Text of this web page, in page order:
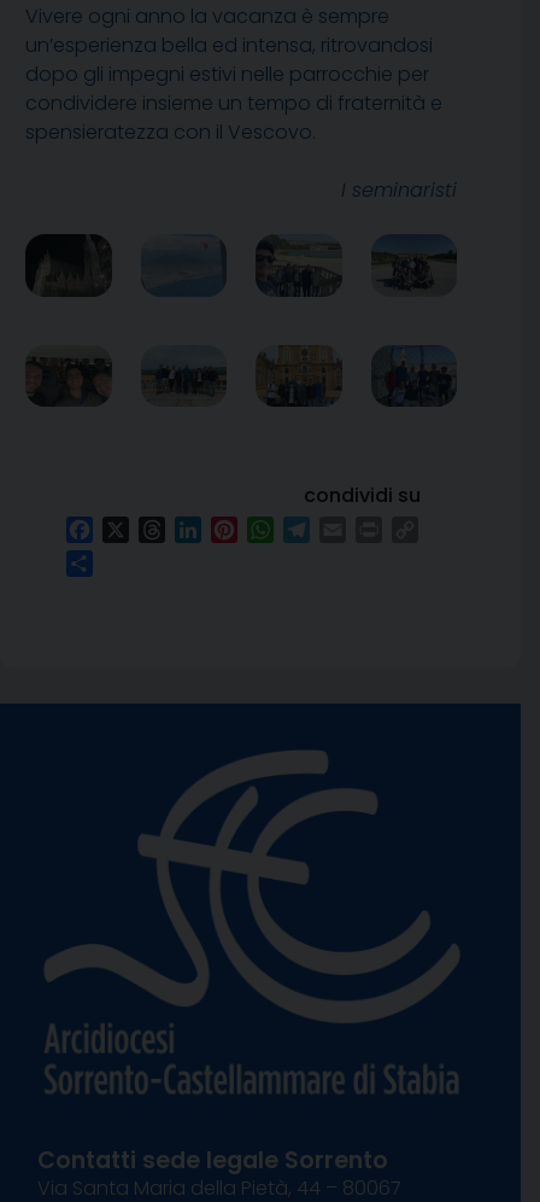
Vivere ogni anno la vacanza è sempre
un’esperienza bella ed intensa, ritrovandosi
dopo gli impegni estivi nelle parrocchie per
condividere insieme un tempo di fraternità e
spensieratezza con il Vescovo.
I seminaristi
condividi su
FacebookThreadsLinkedInPinterestWhatsApp
Contatti sede legale Sorrento
Via Santa Maria della Pietà, 44 – 80067